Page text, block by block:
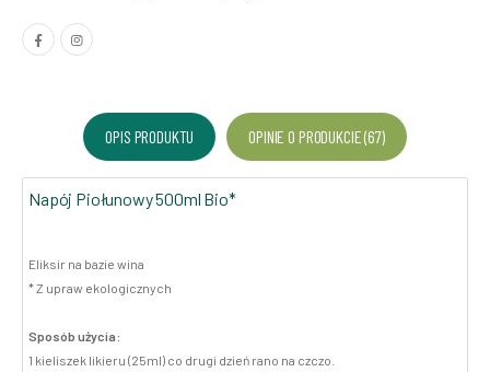
OPIS PRODUKTU OPINIE O PRODUKCIE (67)
Napój Piołunowy 500ml Bio*
Eliksir na bazie wina
* Z upraw ekologicznych
Sposób użycia:
1 kieliszek likieru (25ml) co drugi dzień rano na czczo.